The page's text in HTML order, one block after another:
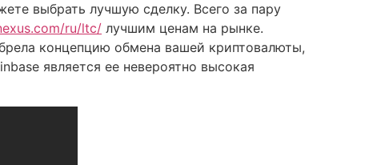
выбрать лучшую сделку. Всего за пару
ru/ltc/ лучшим ценам на рынке.
концепцию обмена вашей криптовалюты,
является ее невероятно высокая